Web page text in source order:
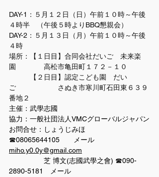
DAY-1：５月１２日（日）午前１０時～午後
４時半　（午後５時よりBBQ懇親会）
DAY-2：５月１３日（月）午前１０時～午後
４時
場所：【１日目】合同会社だいご　未来楽
園　　　　高松市亀田町１７２－１０
【２日目】認定こども園　だい
ご　　　　　　さぬき市寒川町石田東６３９
番地２
主催：武學志國
協力：一般社団法人VMCグローバルジャパン
お問合せ：しょうじみほ
☎08065644105　　メール
miho.y0.0y@gmail.com
芝 博文(志國武學之會) ☎090-
2890-5181　メール